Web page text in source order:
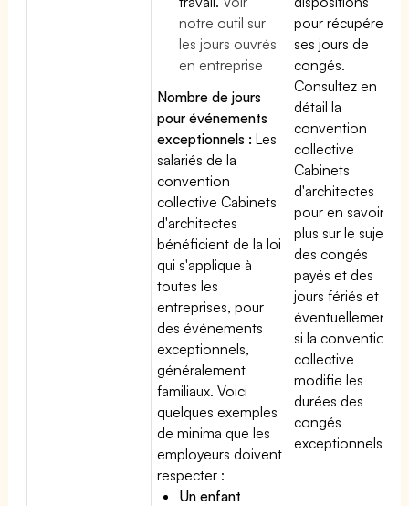
notre outil sur
les jours ouvrés
en entreprise
Nombre de jours
pour événements
exceptionnels : Les
salariés de la
convention
collective Cabinets
d'architectes
bénéficient de la loi
qui s'applique à
toutes les
entreprises, pour
des événements
exceptionnels,
généralement
familiaux. Voici
quelques exemples
de minima que les
employeurs doivent
respecter :
Un enfant
pour récupérer
ses jours de
congés.
Consultez en
détail la
convention
collective
Cabinets
d'architectes
pour en savoir
plus sur le sujet
des congés
payés et des
jours fériés et
éventuellement
si la convention
collective
modifie les
durées des
congés
exceptionnels.